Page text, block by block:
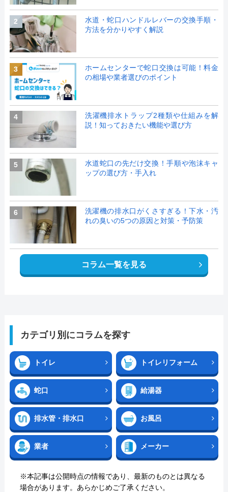
2
水道・蛇口ハンドルレバーの交換手順・
方法を分かりやすく解説
3
ホームセンターで蛇口交換は可能！料金
の相場や業者選びのポイント
4
洗濯機排水トラップ2種類や仕組みを解
説！知っておきたい機能や選び方
5
水道蛇口の先だけ交換！手順や泡沫キャ
ップの選び方・手入れ
6
洗濯機の排水口がくさすぎる！下水・汚
れの臭いの5つの原因と対策・予防策
コラム一覧を見る
カテゴリ別にコラムを探す
トイレ トイレリフォーム
蛇口 給湯器
排水管・排水口 お風呂
業者 メーカー
※本記事は公開時点の情報であり、最新のものとは異なる
場合があります。あらかじめご了承ください。